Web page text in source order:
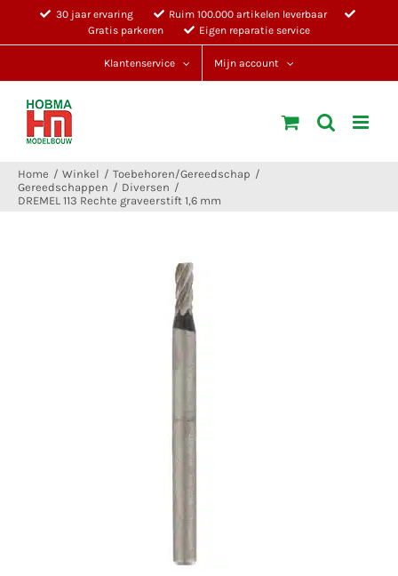
30 jaar ervaring
Ruim 100.000 artikelen leverbaar
Gratis parkeren
Eigen reparatie service
Klantenservice Mijn account
Home Winkel
Toebehoren/Gereedschap
Gereedschappen
Diversen
DREMEL 113 Rechte graveerstift 1,6 mm